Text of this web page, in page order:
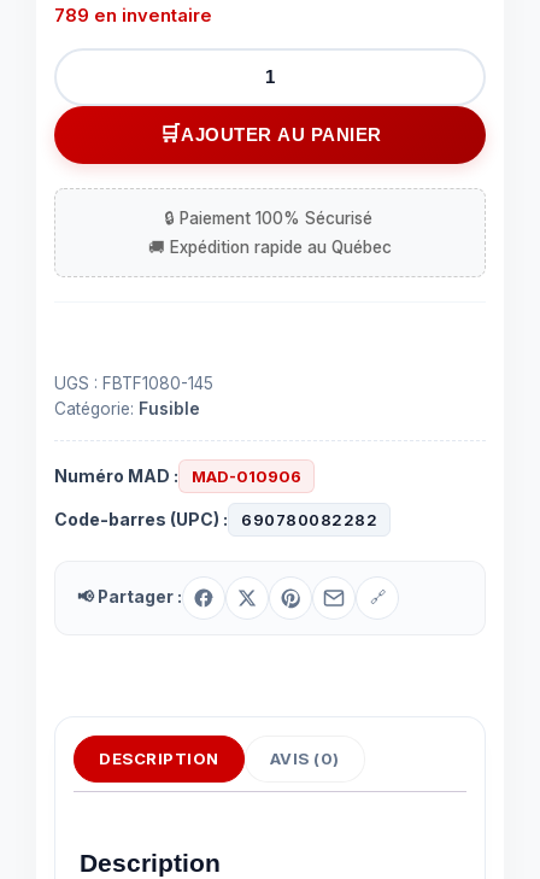
789 en inventaire
quantité
de
Fusible
thermique
/
293°F
AJOUTER AU PANIER
UGS : FBTF1080-145
Catégorie: Fusible
Numéro MAD : MAD-010906
Code-barres (UPC) : 690780082282
📢 Partager : 🔗
DESCRIPTION AVIS (0)
Description